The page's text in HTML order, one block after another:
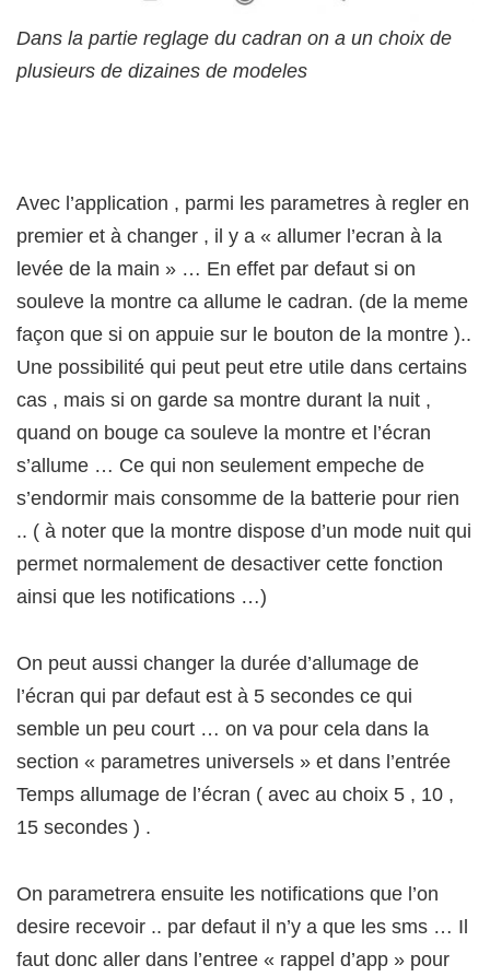
Dans la partie reglage du cadran on a un choix de
plusieurs de dizaines de modeles
Avec l’application , parmi les parametres à regler en
premier et à changer , il y a « allumer l’ecran à la
levée de la main » … En effet par defaut si on
souleve la montre ca allume le cadran. (de la meme
façon que si on appuie sur le bouton de la montre )..
Une possibilité qui peut peut etre utile dans certains
cas , mais si on garde sa montre durant la nuit ,
quand on bouge ca souleve la montre et l’écran
s’allume … Ce qui non seulement empeche de
s’endormir mais consomme de la batterie pour rien
.. ( à noter que la montre dispose d’un mode nuit qui
permet normalement de desactiver cette fonction
ainsi que les notifications …)
On peut aussi changer la durée d’allumage de
l’écran qui par defaut est à 5 secondes ce qui
semble un peu court … on va pour cela dans la
section « parametres universels » et dans l’entrée
Temps allumage de l’écran ( avec au choix 5 , 10 ,
15 secondes ) .
On parametrera ensuite les notifications que l’on
desire recevoir .. par defaut il n’y a que les sms … Il
faut donc aller dans l’entree « rappel d’app » pour